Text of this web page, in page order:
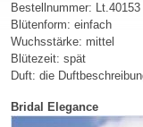
Bestellnummer: Lt.40153
Blütenform: einfach
Wuchsstärke: mittel
Blütezeit: spät
Duft: die
Bridal Elegance